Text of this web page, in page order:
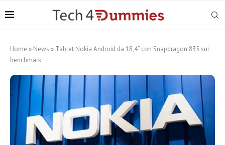
Home » News » Tablet Nokia Android da 18,4” con Snapdragon 835 sui
benchmark